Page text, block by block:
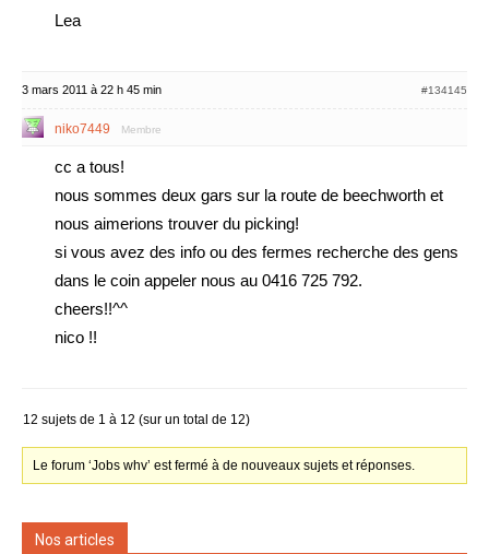
Lea
3 mars 2011 à 22 h 45 min #134145
niko7449 Membre
cc a tous!
nous sommes deux gars sur la route de beechworth et
nous aimerions trouver du picking!
si vous avez des info ou des fermes recherche des gens
dans le coin appeler nous au 0416 725 792.
cheers!!^^
nico !!
12 sujets de 1 à 12 (sur un total de 12)
Le forum ‘Jobs whv’ est fermé à de nouveaux sujets et réponses.
Nos articles